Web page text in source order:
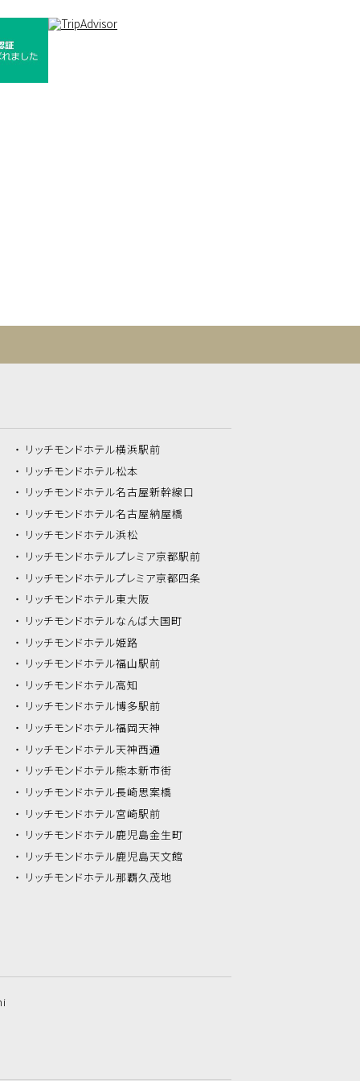
リッチモンドホテル横浜駅前
リッチモンドホテル松本
リッチモンドホテル名古屋新幹線口
リッチモンドホテル名古屋納屋橋
リッチモンドホテル浜松
リッチモンドホテルプレミア京都駅前
リッチモンドホテルプレミア京都四条
リッチモンドホテル東大阪
リッチモンドホテルなんば大国町
リッチモンドホテル姫路
リッチモンドホテル福山駅前
リッチモンドホテル高知
リッチモンドホテル博多駅前
リッチモンドホテル福岡天神
リッチモンドホテル天神西通
リッチモンドホテル熊本新市街
リッチモンドホテル長崎思案橋
リッチモンドホテル宮崎駅前
リッチモンドホテル鹿児島金生町
リッチモンドホテル鹿児島天文館
リッチモンドホテル那覇久茂地